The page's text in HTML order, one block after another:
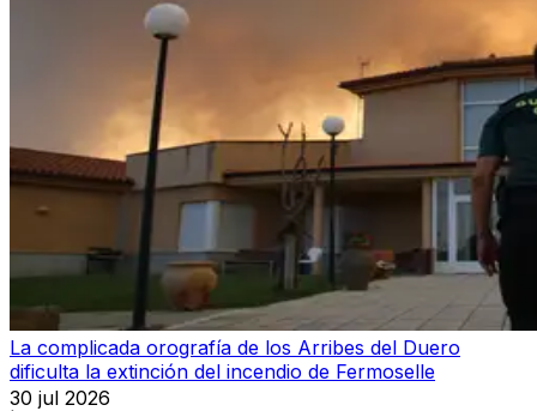
La complicada orografía de los Arribes del Duero
dificulta la extinción del incendio de Fermoselle
30 jul 2026